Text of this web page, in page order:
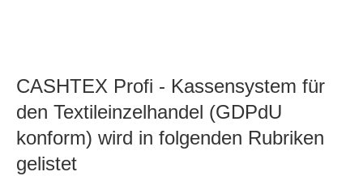
CASHTEX Profi - Kassensystem für
den Textileinzelhandel (GDPdU
konform) wird in folgenden Rubriken
gelistet